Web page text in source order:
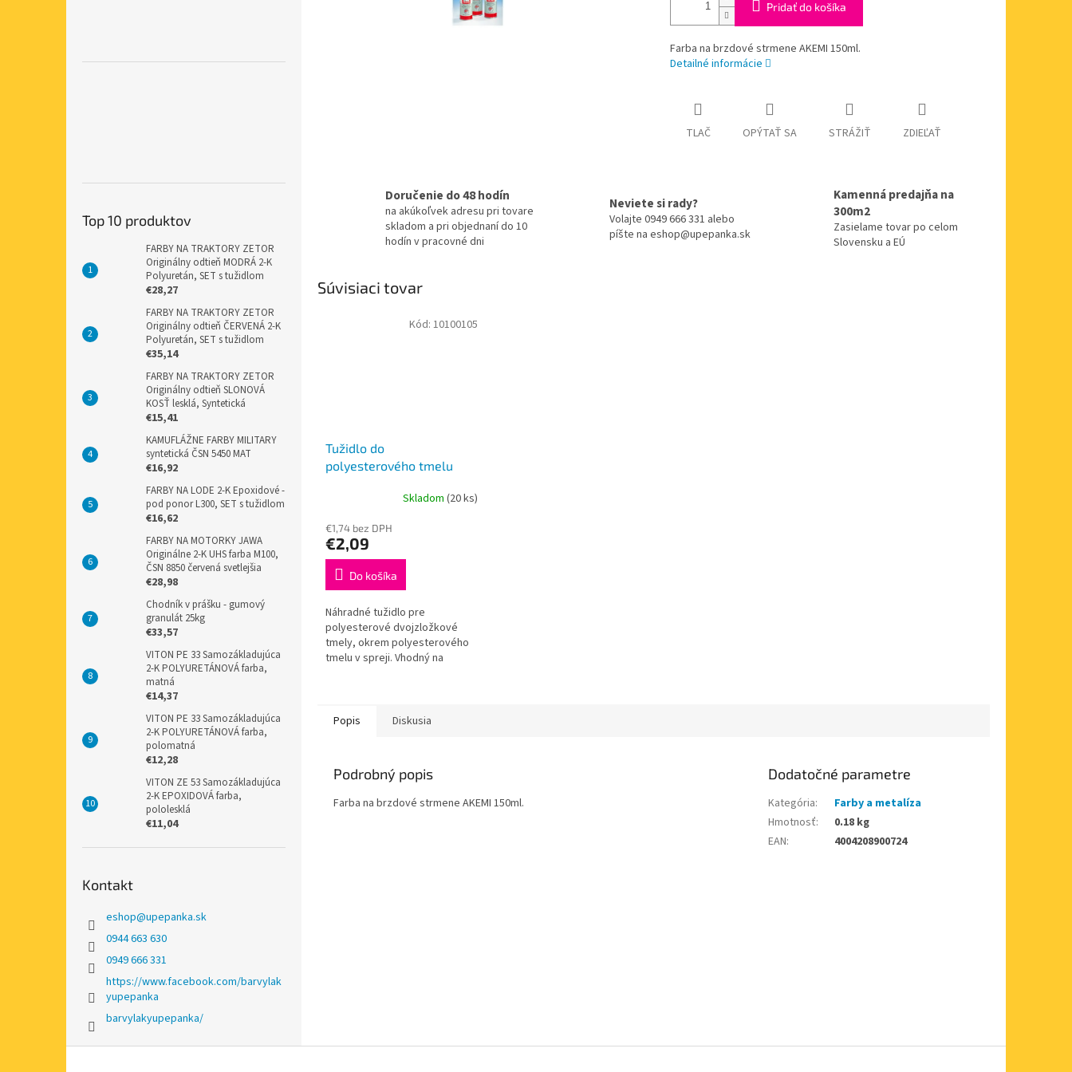
Top 10 produktov
FARBY NA TRAKTORY ZETOR
Originálny odtieň MODRÁ 2-K
Polyuretán, SET s tužidlom
€28,27
FARBY NA TRAKTORY ZETOR
Originálny odtieň ČERVENÁ 2-K
Polyuretán, SET s tužidlom
€35,14
FARBY NA TRAKTORY ZETOR
Originálny odtieň SLONOVÁ
KOSŤ lesklá, Syntetická
€15,41
KAMUFLÁŽNE FARBY MILITARY
syntetická ČSN 5450 MAT
€16,92
FARBY NA LODE 2-K Epoxidové -
pod ponor L300, SET s tužidlom
€16,62
FARBY NA MOTORKY JAWA
Originálne 2-K UHS farba M100,
ČSN 8850 červená svetlejšia
€28,98
Chodník v prášku - gumový
granulát 25kg
€33,57
VITON PE 33 Samozákladujúca
2-K POLYURETÁNOVÁ farba,
matná
€14,37
VITON PE 33 Samozákladujúca
2-K POLYURETÁNOVÁ farba,
polomatná
€12,28
VITON ZE 53 Samozákladujúca
2-K EPOXIDOVÁ farba,
pololesklá
€11,04
Kontakt
eshop@upepanka.sk
0944 663 630
0949 666 331
https://www.facebook.com/barvylak
yupepanka
barvylakyupepanka/
Pridať do košíka
Farba na brzdové strmene AKEMI 150ml.
Detailné informácie
TLAČ OPÝTAŤ SA STRÁŽIŤ ZDIEĽAŤ
Doručenie do 48 hodín
na akúkoľvek adresu pri tovare
skladom a pri objednaní do 10
hodín v pracovné dni
Neviete si rady?
Volajte 0949 666 331 alebo
píšte na eshop@upepanka.sk
Kamenná predajňa na
300m2
Zasielame tovar po celom
Slovensku a EÚ
Súvisiaci tovar
Tužidlo do
polyesterového tmelu
Skladom (20 ks)
€1,74 bez DPH
€2,09
Do košíka
Náhradné tužidlo pre
polyesterové dvojzložkové
tmely, okrem polyesterového
tmelu v spreji. Vhodný na
Kód: 10100105
Popis Diskusia
Podrobný popis
Farba na brzdové strmene AKEMI 150ml.
Dodatočné parametre
Kategória:
Farby a metalíza
Hmotnosť:
0.18 kg
EAN: 4004208900724